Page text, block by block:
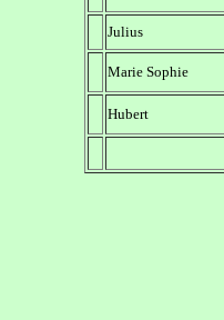
Julius
Marie Sophie
Hubert